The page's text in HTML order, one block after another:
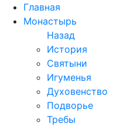
Перейти
содержимому
Главная
Монастырь
Назад
История
Святыни
Игуменья
Духовенство
Подворье
Требы